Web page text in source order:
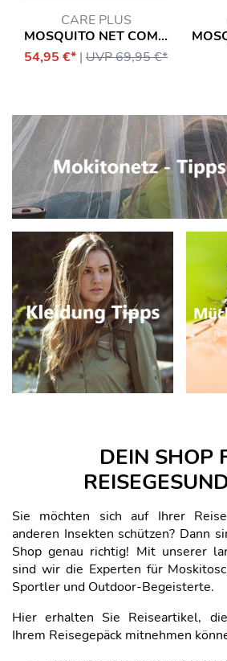
CARE PLUS
MOSQUITO NET COMBI BOX DURALLIN®
54,95 €* | UVP 69,95 €*
DEIN SHOP
Sie möchten sich auf Ihrer
anderen Insekten schützen? Dann
Shop genau richtig! Mit unserer
sind wir die Experten für
Sportler und Outdoor-Begeisterte.
Hier erhalten Sie Reiseartikel,
Ihrem Reisegepäck mitnehmen